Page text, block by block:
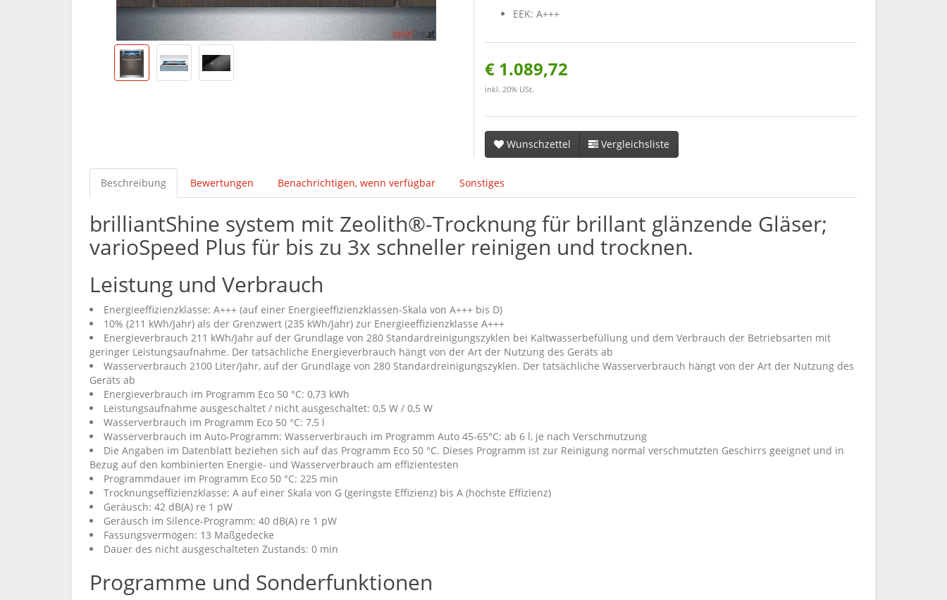
EEK: A+++
€ 1.089,72
inkl. 20% USt.
Wunschzettel Vergleichsliste
Beschreibung Bewertungen Benachrichtigen, wenn verfügbar Sonstiges
brilliantShine system mit Zeolith®-Trocknung für brillant glänzende Gläser;
varioSpeed Plus für bis zu 3x schneller reinigen und trocknen.
Leistung und Verbrauch
Energieeffizienzklasse: A+++ (auf einer Energieeffizienzklassen-Skala von A+++ bis D)
10% (211 kWh/Jahr) als der Grenzwert (235 kWh/Jahr) zur Energieeffizienzklasse A+++
Energieverbrauch 211 kWh/Jahr auf der Grundlage von 280 Standardreinigungszyklen bei Kaltwasserbefüllung und dem Verbrauch der Betriebsarten mit
geringer Leistungsaufnahme. Der tatsächliche Energieverbrauch hängt von der Art der Nutzung des Geräts ab
Wasserverbrauch 2100 Liter/Jahr, auf der Grundlage von 280 Standardreinigungszyklen. Der tatsächliche Wasserverbrauch hängt von der Art der Nutzung des
Geräts ab
Energieverbrauch im Programm Eco 50 °C: 0,73 kWh
Leistungsaufnahme ausgeschaltet / nicht ausgeschaltet: 0,5 W / 0,5 W
Wasserverbrauch im Programm Eco 50 °C: 7,5 l
Wasserverbrauch im Auto-Programm: Wasserverbrauch im Programm Auto 45-65°C: ab 6 l, je nach Verschmutzung
Die Angaben im Datenblatt beziehen sich auf das Programm Eco 50 °C. Dieses Programm ist zur Reinigung normal verschmutzten Geschirrs geeignet und in
Bezug auf den kombinierten Energie- und Wasserverbrauch am effizientesten
Programmdauer im Programm Eco 50 °C: 225 min
Trocknungseffizienzklasse: A auf einer Skala von G (geringste Effizienz) bis A (höchste Effizienz)
Geräusch: 42 dB(A) re 1 pW
Geräusch im Silence-Programm: 40 dB(A) re 1 pW
Fassungsvermögen: 13 Maßgedecke
Dauer des nicht ausgeschalteten Zustands: 0 min
Programme und Sonderfunktionen